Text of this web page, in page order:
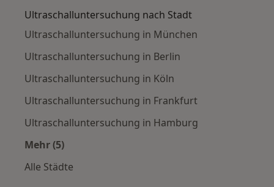
Ultraschalluntersuchung nach Stadt
Ultraschalluntersuchung in München
Ultraschalluntersuchung in Berlin
Ultraschalluntersuchung in Köln
Ultraschalluntersuchung in Frankfurt
Ultraschalluntersuchung in Hamburg
Mehr (5)
Alle Städte